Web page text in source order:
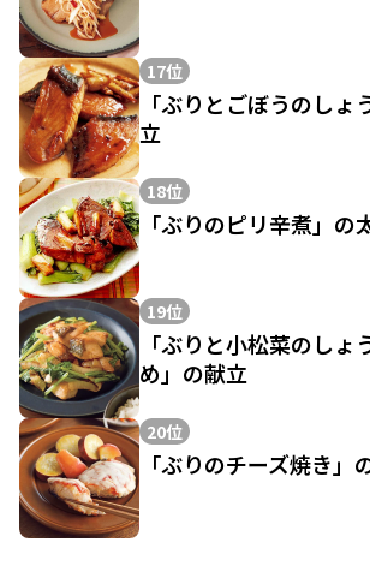
17位
「ぶりとごぼうのし
立
18位
「ぶりのピリ辛煮」の
19位
「ぶりと小松菜のし
め」の献立
20位
「ぶりのチーズ焼き」